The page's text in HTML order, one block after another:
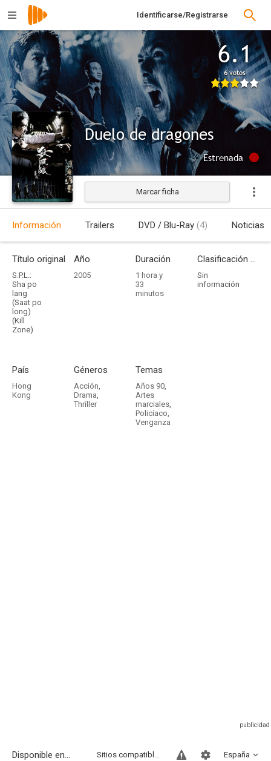
Identificarse/Registrarse
6.1
6 votos
Duelo de dragones
Estrenada
Marcar ficha
Información Trailers DVD / Blu-Ray (4) Noticias
Título original
S.P.L.:
Sha po
lang
(Saat po
long)
(Kill
Zone)
Año
2005
Duración
1 hora y
33
minutos
Clasificación por edades
Sin
información
País
Hong
Kong
Géneros
Acción,
Drama,
Thriller
Temas
Años 90,
Artes
marciales,
Policíaco,
Venganza
Disponible en... España
Sitios compatibles